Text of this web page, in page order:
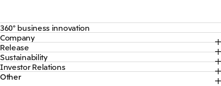
360° business innovation
トップ
三井物産ブランド・プロジェクト
ソーシャルメディア公式アカウント一覧​
コンテンツ一覧
Company
トップ
社長メッセージ
三井物産について
三井物産の事業
Release
トップ
2026年
2025年
Sustainability
トップ
サステナビリティ最新情報
Investor Relations
トップ
Other